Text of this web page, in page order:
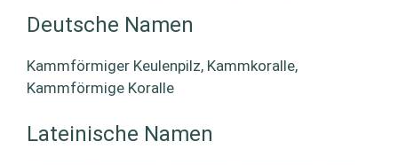
Deutsche Namen
Kammförmiger Keulenpilz, Kammkoralle,
Kammförmige Koralle
Lateinische Namen